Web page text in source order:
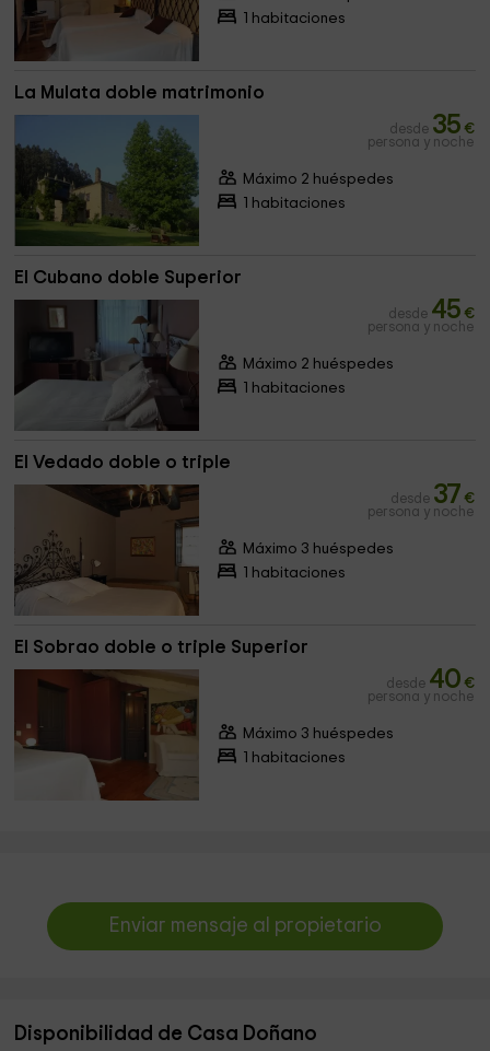
1 habitaciones
La Mulata doble matrimonio
desde 35 €
persona y noche
Máximo 2 huéspedes
1 habitaciones
El Cubano doble Superior
desde 45 €
persona y noche
Máximo 2 huéspedes
1 habitaciones
El Vedado doble o triple
desde 37 €
persona y noche
Máximo 3 huéspedes
1 habitaciones
El Sobrao doble o triple Superior
desde 40 €
persona y noche
Máximo 3 huéspedes
1 habitaciones
Enviar mensaje al propietario
Disponibilidad de Casa Doñano